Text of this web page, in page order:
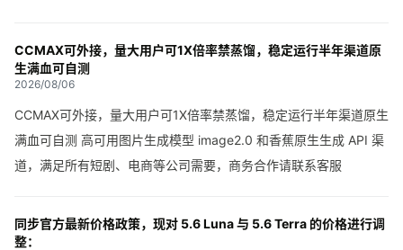
CCMAX可外接，量大用户可1X倍率禁蒸馏，稳定运行半年渠道原
生满血可自测
2026/08/06
CCMAX可外接，量大用户可1X倍率禁蒸馏，稳定运行半年渠道原生
满血可自测 高可用图片生成模型 image2.0 和香蕉原生生成 API 渠
道，满足所有短剧、电商等公司需要，商务合作请联系客服
同步官方最新价格政策，现对 5.6 Luna 与 5.6 Terra 的价格进行调
整：